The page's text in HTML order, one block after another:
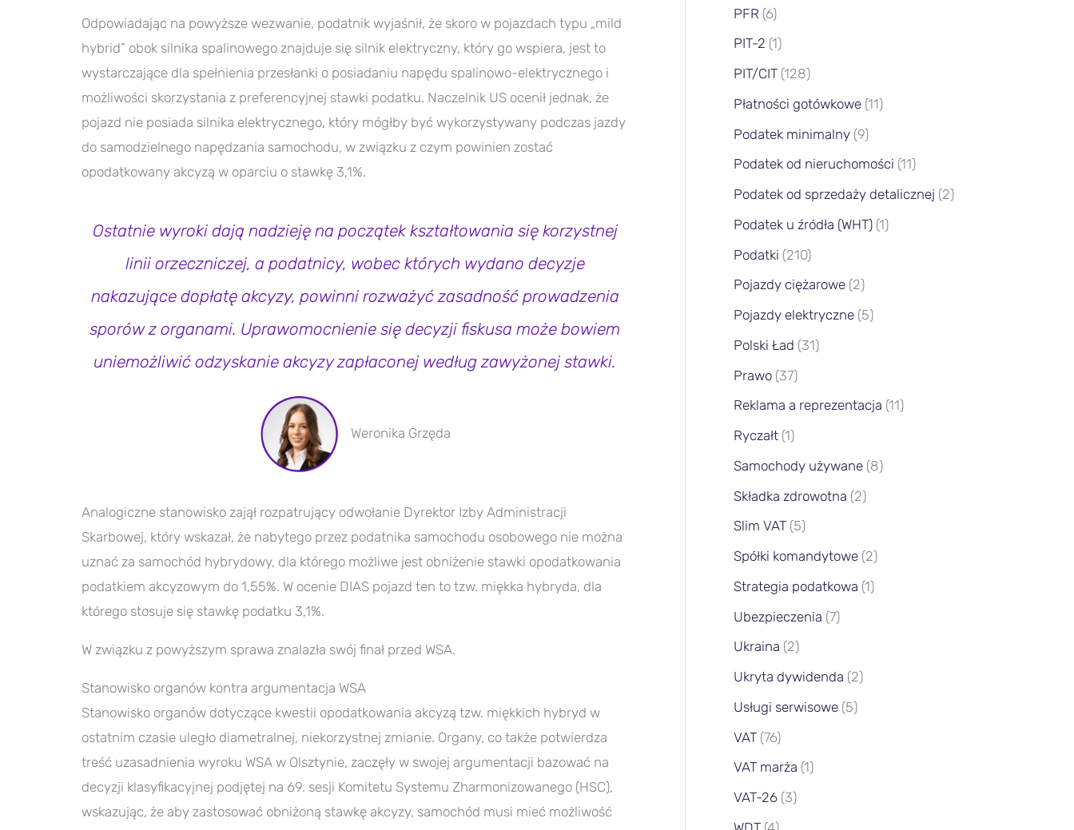
Odpowiadając na powyższe wezwanie, podatnik wyjaśnił, że skoro w pojazdach typu „mild
hybrid” obok silnika spalinowego znajduje się silnik elektryczny, który go wspiera, jest to
wystarczające dla spełnienia przesłanki o posiadaniu napędu spalinowo-elektrycznego i
możliwości skorzystania z preferencyjnej stawki podatku. Naczelnik US ocenił jednak, że
pojazd nie posiada silnika elektrycznego, który mógłby być wykorzystywany podczas jazdy
do samodzielnego napędzania samochodu, w związku z czym powinien zostać
opodatkowany akcyzą w oparciu o stawkę 3,1%.
Ostatnie wyroki dają nadzieję na początek kształtowania się korzystnej
linii orzeczniczej, a podatnicy, wobec których wydano decyzje
nakazujące dopłatę akcyzy, powinni rozważyć zasadność prowadzenia
sporów z organami. Uprawomocnienie się decyzji fiskusa może bowiem
uniemożliwić odzyskanie akcyzy zapłaconej według zawyżonej stawki.
Weronika Grzęda
Analogiczne stanowisko zajął rozpatrujący odwołanie Dyrektor Izby Administracji
Skarbowej, który wskazał, że nabytego przez podatnika samochodu osobowego nie można
uznać za samochód hybrydowy, dla którego możliwe jest obniżenie stawki opodatkowania
podatkiem akcyzowym do 1,55%. W ocenie DIAS pojazd ten to tzw. miękka hybryda, dla
którego stosuje się stawkę podatku 3,1%.
W związku z powyższym sprawa znalazła swój finał przed WSA.
Stanowisko organów kontra argumentacja WSA
Stanowisko organów dotyczące kwestii opodatkowania akcyzą tzw. miękkich hybryd w
ostatnim czasie uległo diametralnej, niekorzystnej zmianie. Organy, co także potwierdza
treść uzasadnienia wyroku WSA w Olsztynie, zaczęły w swojej argumentacji bazować na
decyzji klasyfikacyjnej podjętej na 69. sesji Komitetu Systemu Zharmonizowanego (HSC),
wskazując, że aby zastosować obniżoną stawkę akcyzy, samochód musi mieć możliwość
PFR (6)
PIT-2 (1)
PIT/CIT(128)
Płatności gotówkowe(11)
Podatek minimalny(9)
Podatek od nieruchomości (11)
Podatek od sprzedaży detalicznej (2)
Podatek u źródła (WHT)(1)
Podatki (210)
Pojazdy ciężarowe(2)
Pojazdy elektryczne(5)
Polski Ład (31)
Prawo(37)
Reklama a reprezentacja (11)
Ryczałt(1)
Samochody używane(8)
Składka zdrowotna (2)
Slim VAT(5)
Spółki komandytowe(2)
Strategia podatkowa (1)
Ubezpieczenia (7)
Ukraina (2)
Ukryta dywidenda (2)
Usługi serwisowe(5)
VAT(76)
VAT marża (1)
VAT-26(3)